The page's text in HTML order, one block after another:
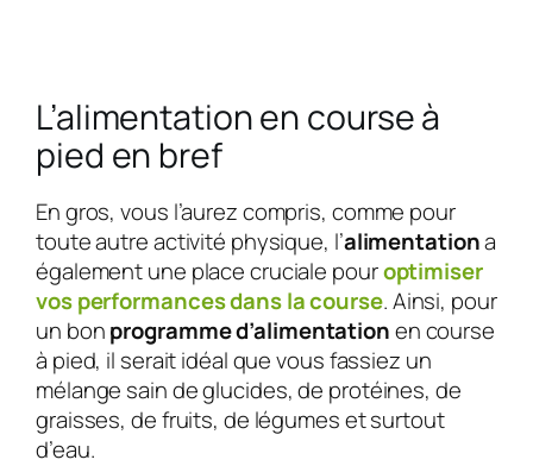
L’alimentation en course à
pied en bref
En gros, vous l’aurez compris, comme pour
toute autre activité physique, l’alimentationa
également une place cruciale pouroptimiser
vos performances dans la course. Ainsi, pour
un bonprogramme d’alimentationen course
à pied, il serait idéal que vous fassiez un
mélange sain de glucides, de protéines, de
graisses, de fruits, de légumes et surtout
d’eau.